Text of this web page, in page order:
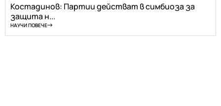
Костадинов: Партии действат в симбиоза за
защита н...
НАУЧИ ПОВЕЧЕ